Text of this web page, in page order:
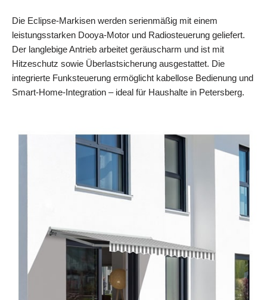
Die Eclipse-Markisen werden serienmäßig mit einem
leistungsstarken Dooya-Motor und Radiosteuerung geliefert.
Der langlebige Antrieb arbeitet geräuscharm und ist mit
Hitzeschutz sowie Überlastsicherung ausgestattet. Die
integrierte Funksteuerung ermöglicht kabellose Bedienung und
Smart-Home-Integration – ideal für Haushalte in Petersberg.